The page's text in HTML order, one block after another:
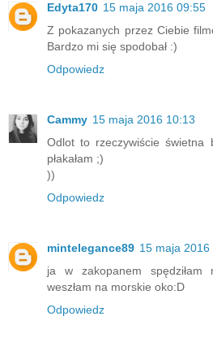
Edyta170 15 maja 2016 09:55
Z pokazanych przez Ciebie
Bardzo mi się spodobał :)
Odpowiedz
Cammy 15 maja 2016 10:13
Odlot to rzeczywiście
płakałam ;)
))
Odpowiedz
mintelegance89 15 maja 2016
ja w zakopanem spędziłam
weszłam na morskie oko:D
Odpowiedz